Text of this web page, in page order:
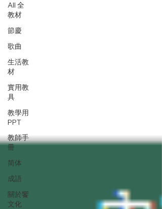
All 全
教材
節慶
歌曲
生活教
材
實用教
具
教學用
PPT
教師手
冊
简体
成語
關於饗
文化